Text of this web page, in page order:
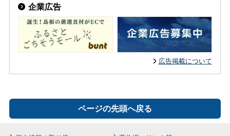
企業広告
広告掲載について
ページの先頭へ戻る